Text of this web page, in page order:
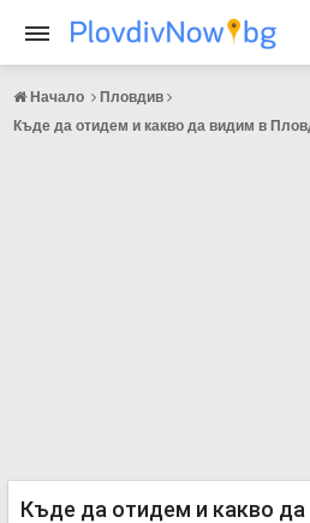
Начало
Пловдив
Къде да отидем и какво да видим в
Къде да отидем и какво